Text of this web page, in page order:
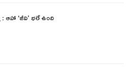
: ఆహా ‘జీవి’ భలే ఉంది